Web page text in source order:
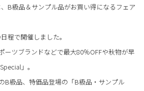
B級品＆サンプル品がお買い得になるフェア
程で開催しました。
ーツブランドなどで最大80％OFFや秋物が早
」。
B級品、特価品登場の「B級品・サンプル